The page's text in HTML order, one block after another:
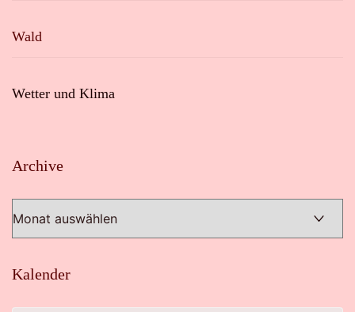
Wald
Wetter und Klima
Archive
Kalender